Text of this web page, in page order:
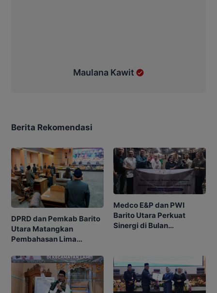
Maulana Kawit
Berita Rekomendasi
DPRD dan Pemkab Barito
Utara Matangkan
Pembahasan Lima
Medco E&P dan PWI
Barito Utara Perkuat
Sinergi di Bulan